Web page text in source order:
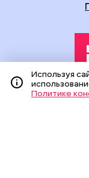
Издание создано
средств
На сайте
(информационные
Используя
Политике